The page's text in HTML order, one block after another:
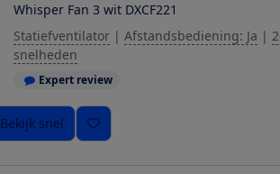
Whisper Fan 3 wit DXCF221
Statiefventilator | Afstandsbediening: Ja |
snelheden
Expert review
Bekijk snel